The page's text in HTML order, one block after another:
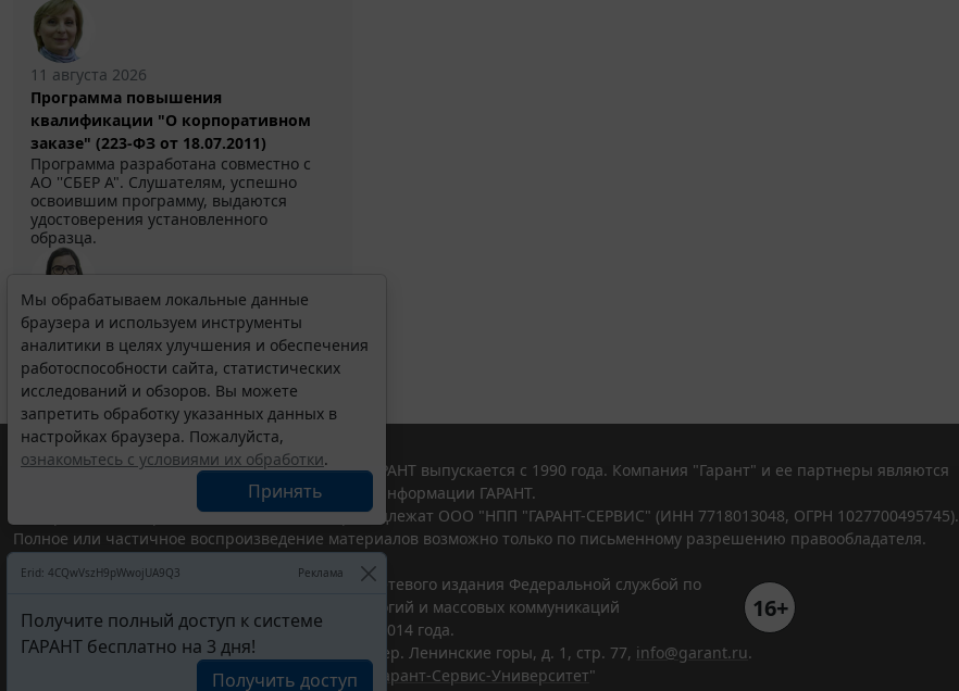
11 августа 2026
Программа повышения
квалификации "О корпоративном
заказе" (223-ФЗ от 18.07.2011)
Программа разработана совместно с
АО ''СБЕР А". Слушателям, успешно
освоившим программу, выдаются
удостоверения установленного
образца.
Выберите тему программы повышения квалификации
для юристов ...
Мы обрабатываем локальные данные
браузера и используем инструменты
аналитики в целях улучшения и обеспечения
работоспособности сайта, статистических
исследований и обзоров. Вы можете
запретить обработку указанных данных в
настройках браузера. Пожалуйста,
ознакомьтесь с условиями их обработки.
Принять
Erid: 4CQwVszH9pWwojUA9Q3 Реклама
Получите полный доступ к системе
ГАРАНТ бесплатно на 3 дня!
Получить доступ
© ООО "НПП "ГАРАНТ-СЕРВИС", 2026. Система ГАРАНТ выпускается с 1990 года. Компания "Гарант" и ее партнеры являются
участниками Российской ассоциации правовой информации ГАРАНТ.
Все права на материалы сайта ГАРАНТ.РУ принадлежат ООО "НПП "ГАРАНТ-СЕРВИС" (ИНН 7718013048, ОГРН 1027700495745).
Полное или частичное воспроизведение материалов возможно только по письменному разрешению правообладателя.
Портал ГАРАНТ.РУ зарегистрирован в качестве сетевого издания Федеральной службой по
надзору в сфере связи,информационных технологий и массовых коммуникаций
(Роскомнадзором), Эл № ФС77-58365 от 18 июня 2014 года.
16+
ООО "НПП "ГАРАНТ-СЕРВИС", 119234, г. Москва, тер. Ленинские горы, д. 1, стр. 77, info@garant.ru.
Разработчик ЭПС Система ГАРАНТ – ООО "НПП "
Гарант-Сервис-Университет"